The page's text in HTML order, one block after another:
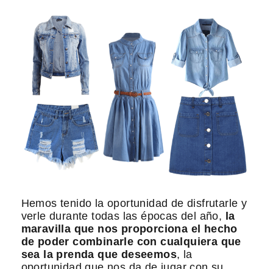
Hemos tenido la oportunidad de disfrutarle y
verle durante todas las épocas del año, la
maravilla que nos proporciona el hecho
de poder combinarle con cualquiera que
sea la prenda que deseemos, la